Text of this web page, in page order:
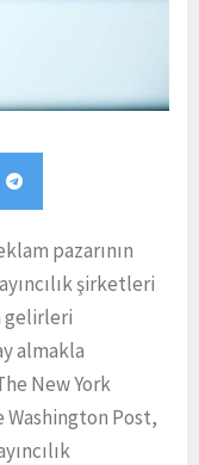
pazarının
şirketleri
gelirleri
almakla
New York
Post,